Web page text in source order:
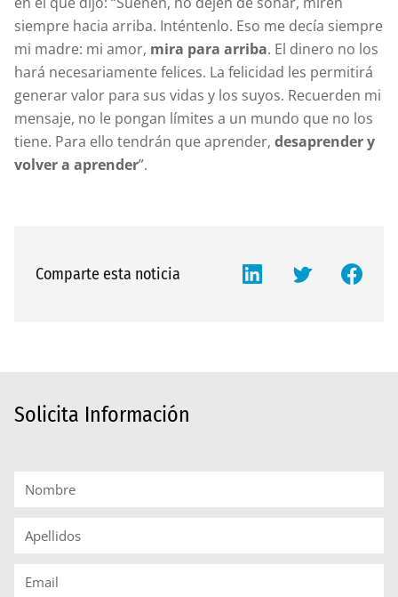
siempre hacia arriba. Inténtenlo. Eso me decía siempre
mi madre: mi amor, mira para arriba. El dinero no los
hará necesariamente felices. La felicidad les permitirá
generar valor para sus vidas y los suyos. Recuerden mi
mensaje, no le pongan límites a un mundo que no los
tiene. Para ello tendrán que aprender, desaprender y
volver a aprender”.
Comparte esta noticia
Solicita Información